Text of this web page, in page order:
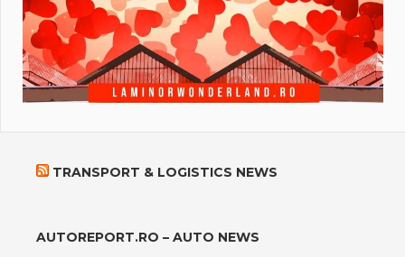
TRANSPORT & LOGISTICS NEWS
AUTOREPORT.RO – AUTO NEWS